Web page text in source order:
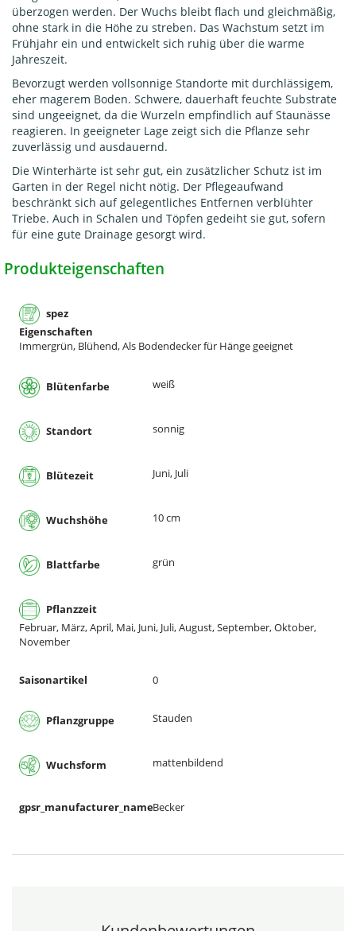
überzogen werden. Der Wuchs bleibt flach und gleichmäßig,
ohne stark in die Höhe zu streben. Das Wachstum setzt im
Frühjahr ein und entwickelt sich ruhig über die warme
Jahreszeit.
Bevorzugt werden vollsonnige Standorte mit durchlässigem,
eher magerem Boden. Schwere, dauerhaft feuchte Substrate
sind ungeeignet, da die Wurzeln empfindlich auf Staunässe
reagieren. In geeigneter Lage zeigt sich die Pflanze sehr
zuverlässig und ausdauernd.
Die Winterhärte ist sehr gut, ein zusätzlicher Schutz ist im
Garten in der Regel nicht nötig. Der Pflegeaufwand
beschränkt sich auf gelegentliches Entfernen verblühter
Triebe. Auch in Schalen und Töpfen gedeiht sie gut, sofern
für eine gute Drainage gesorgt wird.
Produkteigenschaften
spez
Eigenschaften
Immergrün, Blühend, Als Bodendecker für Hänge geeignet
Blütenfarbe weiß
Standort sonnig
Blütezeit Juni, Juli
Wuchshöhe 10 cm
Blattfarbe grün
Pflanzzeit
Februar, März, April, Mai, Juni, Juli, August, September, Oktober,
November
Saisonartikel 0
Pflanzgruppe Stauden
Wuchsform mattenbildend
gpsr_manufacturer_nameBecker